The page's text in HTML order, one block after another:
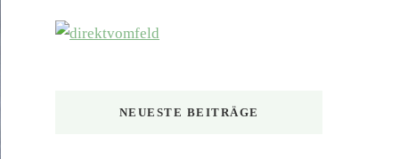
NEUESTE BEITRÄGE